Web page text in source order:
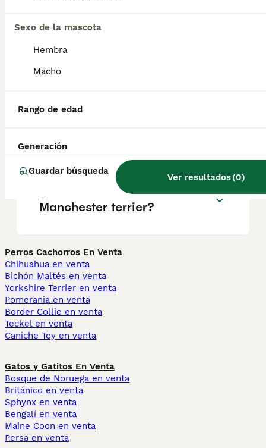
Sexo de la mascota
Hembra
Macho
Rango de edad
Generación
Guardar búsqueda
Ver resultados(0)
¿Es un Manchester Terrier lo
mismo que un Pinscher
tranquilo?
¿Qué tamaño tiene un
Manchester terrier?
Perros Cachorros En Venta
Chihuahua en venta
Bichón Maltés en venta
Yorkshire Terrier en venta
Pomerania en venta
Border Collie en venta
Teckel en venta
Caniche Toy en venta
Gatos y Gatitos En Venta
Bosque de Noruega en venta
Británico en venta
Sphynx en venta
Bengalí en venta
Maine Coon en venta
Persa en venta